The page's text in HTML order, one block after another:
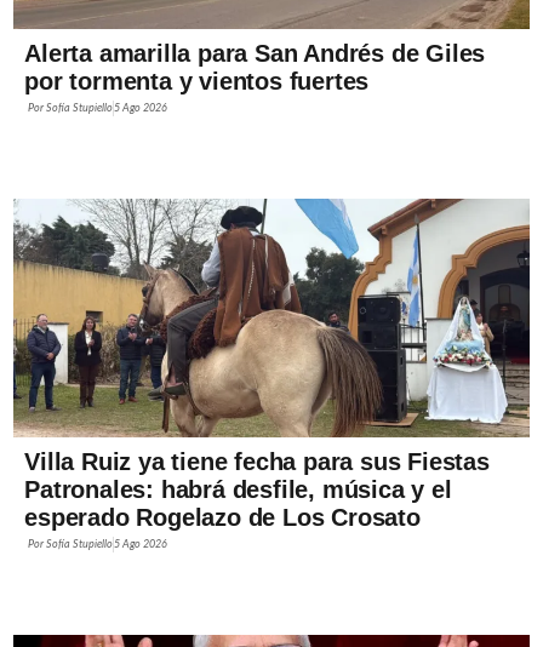
Alerta amarilla para San Andrés de Giles
por tormenta y vientos fuertes
PorSofía Stupiello5 Ago 2026
Villa Ruiz ya tiene fecha para sus Fiestas
Patronales: habrá desfile, música y el
esperado Rogelazo de Los Crosato
PorSofía Stupiello5 Ago 2026